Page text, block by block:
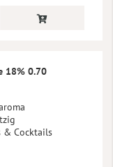
18% 0.70
& Cocktails